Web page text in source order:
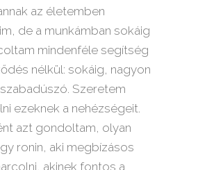
az életemben
de a munkámban sokáig
mindenféle segítség
nélkül: sokáig, nagyon
Szeretem
ezeknek a nehézségeit.
azt gondoltam, olyan
ronin, aki megbízásos
akinek fontos a